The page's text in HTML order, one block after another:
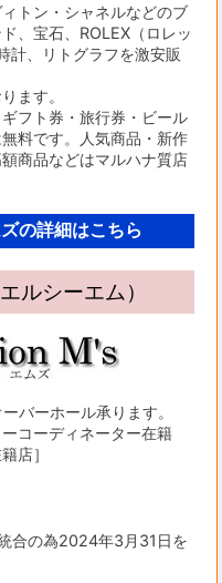
トン・シャネルなどのブ
、宝石、ROLEX（ロレッ
計、リトグラフを激安販
ます。
フト券・旅行券・ビール
料です。人気商品・新作
商品などはマルハナ質店
の詳細はこちら
ルシーエム）
バーホール承ります。
コーディネーター在籍
店］
合の為2024年3月31日を